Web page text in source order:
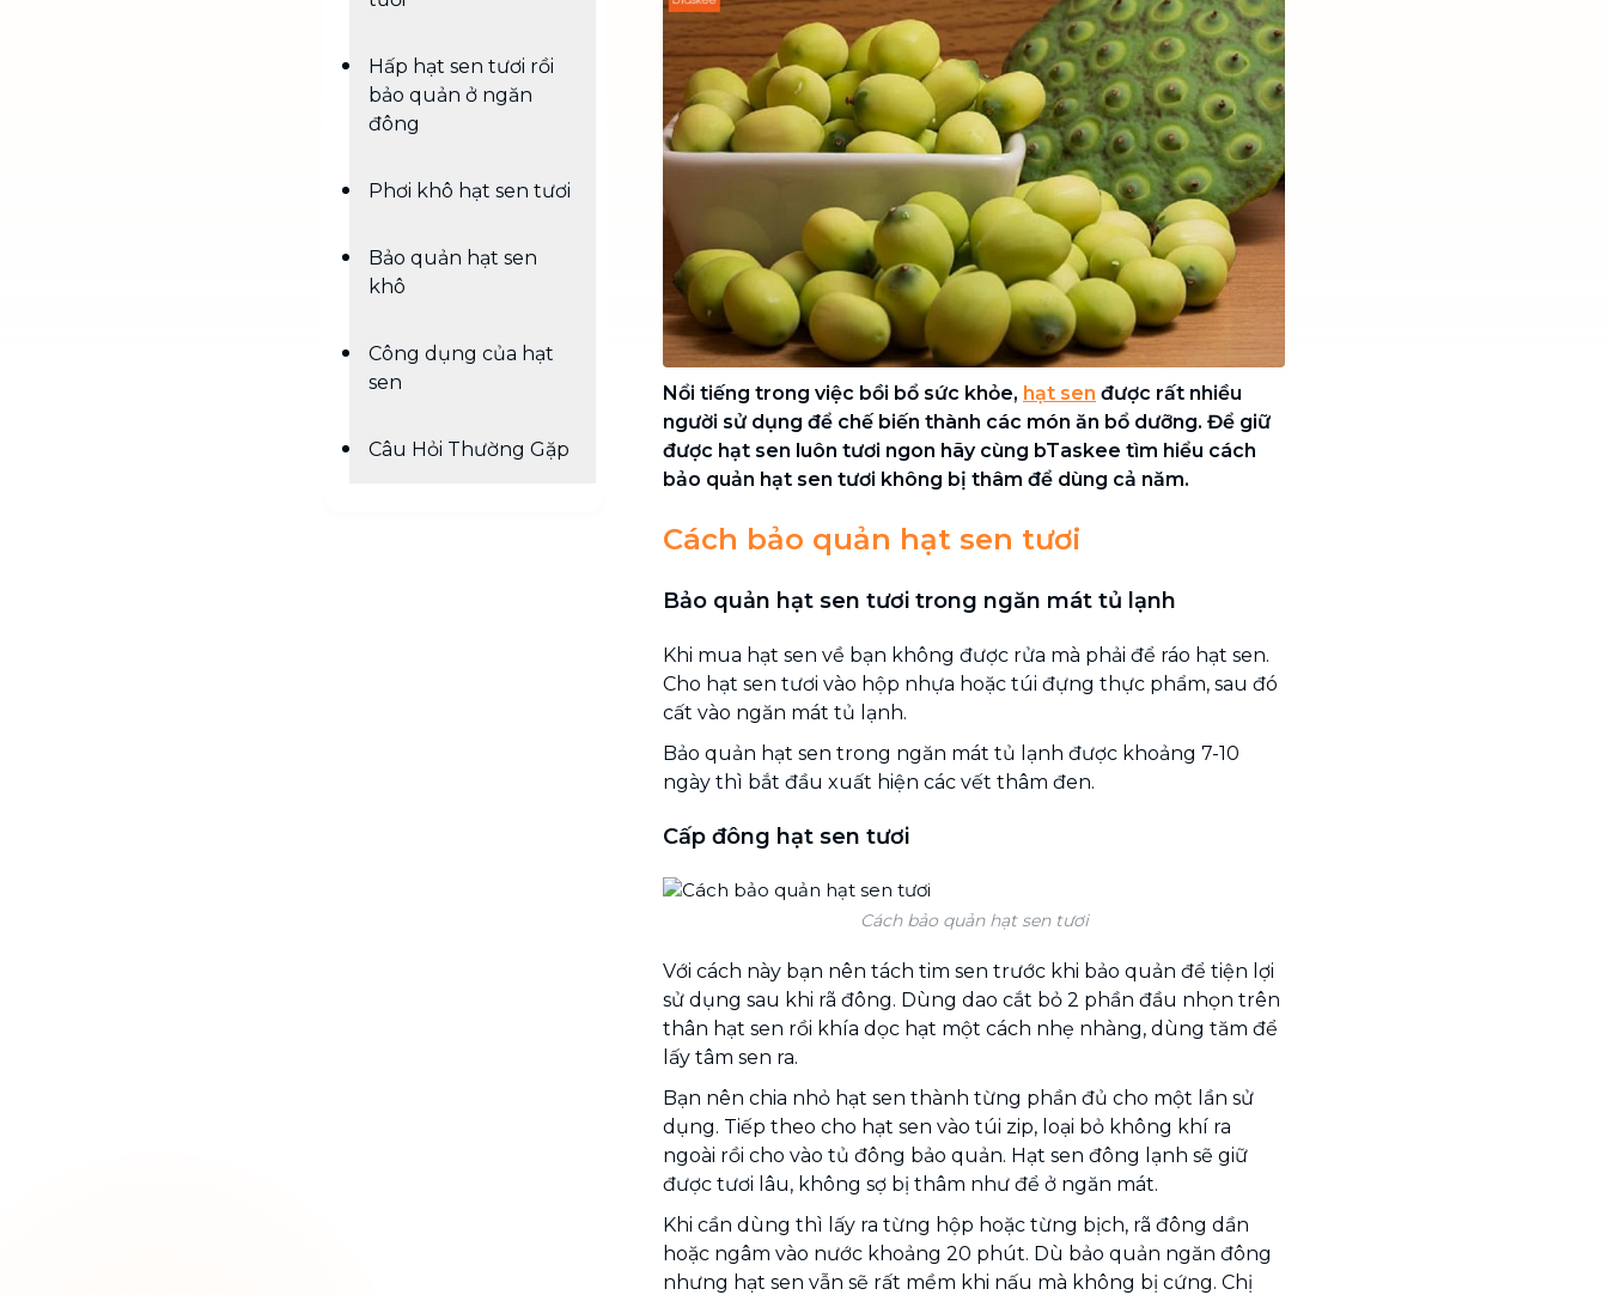
Chuyển nhà trọn gói, không lo dọn
dẹp nơi đi nơi đến
Vệ sinh công nghiệp NEW
Vệ sinh chuyên nghiệp cho văn
phòng, nhà xưởng, công trình lớn
Hấp hạt sen tươi rồi
bảo quản ở ngăn
đông
Phơi khô hạt sen tươi
Bảo quản hạt sen
khô
Công dụng của hạt
sen
Câu Hỏi Thường Gặp
Nổi tiếng trong việc bồi bổ sức khỏe, hạt sen được rất nhiều
người sử dụng để chế biến thành các món ăn bổ dưỡng. Để giữ
được hạt sen luôn tươi ngon hãy cùng bTaskee tìm hiểu cách
bảo quản hạt sen tươi không bị thâm để dùng cả năm.
Cách bảo quản hạt sen tươi
Bảo quản hạt sen tươi trong ngăn mát tủ lạnh
Khi mua hạt sen về bạn không được rửa mà phải để ráo hạt sen.
Cho hạt sen tươi vào hộp nhựa hoặc túi đựng thực phẩm, sau đó
cất vào ngăn mát tủ lạnh.
Bảo quản hạt sen trong ngăn mát tủ lạnh được khoảng 7-10
ngày thì bắt đầu xuất hiện các vết thâm đen.
Cấp đông hạt sen tươi
Cách bảo quản hạt sen tươi
Với cách này bạn nên tách tim sen trước khi bảo quản để tiện lợi
sử dụng sau khi rã đông. Dùng dao cắt bỏ 2 phần đầu nhọn trên
thân hạt sen rồi khía dọc hạt một cách nhẹ nhàng, dùng tăm để
lấy tâm sen ra.
Bạn nên chia nhỏ hạt sen thành từng phần đủ cho một lần sử
dụng. Tiếp theo cho hạt sen vào túi zip, loại bỏ không khí ra
ngoài rồi cho vào tủ đông bảo quản. Hạt sen đông lạnh sẽ giữ
được tươi lâu, không sợ bị thâm như để ở ngăn mát.
Khi cần dùng thì lấy ra từng hộp hoặc từng bịch, rã đông dần
hoặc ngâm vào nước khoảng 20 phút. Dù bảo quản ngăn đông
nhưng hạt sen vẫn sẽ rất mềm khi nấu mà không bị cứng. Chị